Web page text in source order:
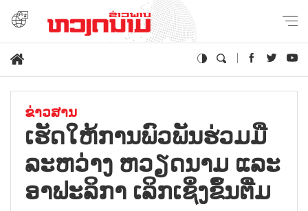
ຂ່າວສານ
ເຮັດໃຫ້ການພົວພັນຮ່ວມມື
ລະຫວ່າງ ຫວຽດນາມ ແລະ
ອາຟະລິກາ ເລິກເຊິ່ງຂຶ້ນຕື່ມ